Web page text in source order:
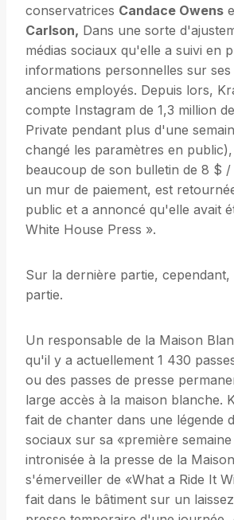
conservatrices Candace Owens
Carlson, Dans une sorte
médias sociaux qu'elle a suivi en
informations personnelles sur
anciens employés. Depuis lors,
compte Instagram de 1,3 million
Private pendant plus d'une
changé les paramètres en
beaucoup de son bulletin de 8 $ /
un mur de paiement, est
public et a annoncé qu'elle avait
White House Press ».
Sur la dernière partie, cependant,
partie.
Un responsable de la Maison
qu'il y a actuellement 1 430
ou des passes de presse
large accès à la maison blanche.
fait de chanter dans une légende
sociaux sur sa «première
intronisée à la presse de la
s'émerveiller de «What a Ride It
fait dans le bâtiment sur un